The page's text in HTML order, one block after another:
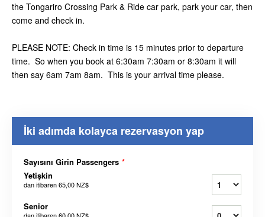
the Tongariro Crossing Park & Ride car park, park your car, then
come and check in.
PLEASE NOTE: Check in time is 15 minutes prior to departure
time. So when you book at 6:30am 7:30am or 8:30am it will
then say 6am 7am 8am. This is your arrival time please.
İki adımda kolayca rezervasyon yap
Sayısını Girin Passengers *
Yetişkin
dan itibaren65,00 NZ$
Senior